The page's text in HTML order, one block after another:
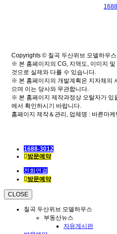
Copyrights © 칠곡 두산위브 모델하우
※ 본 홈페이지의 CG, 지역도, 이미지
것으로 실제와 다를 수 있습니다.
※ 본 홈페이지의 개발계획은 지자체의
으며 이는 당사와 무관합니다.
※ 본 홈페이지 제작과정상 오탈자가 있
에서 확인하시기 바랍니다.
홈페이지 제작＆관리, 업체명 : 바른마
1688-3012
방문예약
전화연결
방문예약
CLOSE
칠곡 두산위브 모델하우스
부동산뉴스
자유게시판